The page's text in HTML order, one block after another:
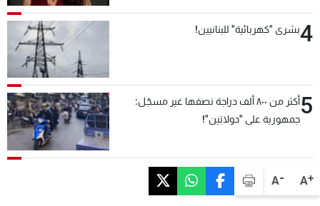
A+
A-
4بشرى "كهربائية" للبنانيين!
5
أكثر من ٨٠٠ ألف دراجة نصفها غير مسجّل:
جمهورية على "دولابَين"!